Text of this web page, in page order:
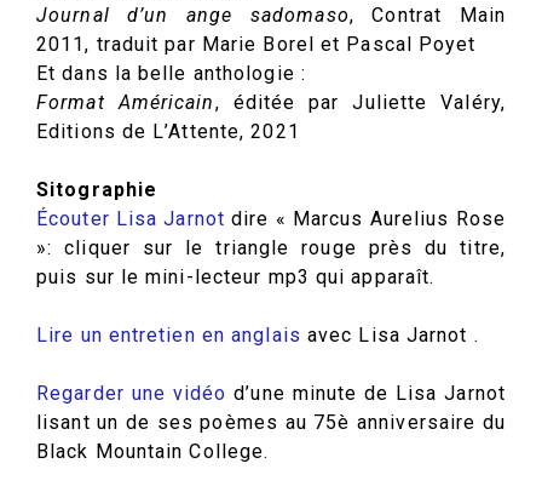
Journal d’un ange sadomaso, Contrat Main
2011, traduit par Marie Borel et Pascal Poyet
Et dans la belle anthologie :
Format Américain, éditée par Juliette Valéry,
Editions de L’Attente, 2021
Sitographie
Écouter Lisa Jarnot dire « Marcus Aurelius Rose
»: cliquer sur le triangle rouge près du titre,
puis sur le mini-lecteur mp3 qui apparaît.
Lire un entretien en anglais avec Lisa Jarnot .
Regarder une vidéo d’une minute de Lisa Jarnot
lisant un de ses poèmes au 75è anniversaire du
Black Mountain College.